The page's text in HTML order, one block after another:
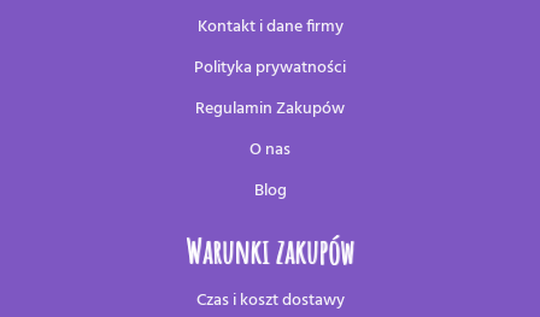
Kontakt i dane firmy
Polityka prywatności
Regulamin Zakupów
O nas
Blog
Warunki zakupów
Czas i koszt dostawy